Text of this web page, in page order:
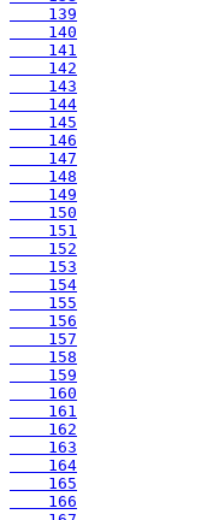
    139
    140
    141
    142
    143
    144
    145
    146
    147
    148
    149
    150
    151
    152
    153
    154
    155
    156
    157
    158
    159
    160
    161
    162
    163
    164
    165
    166